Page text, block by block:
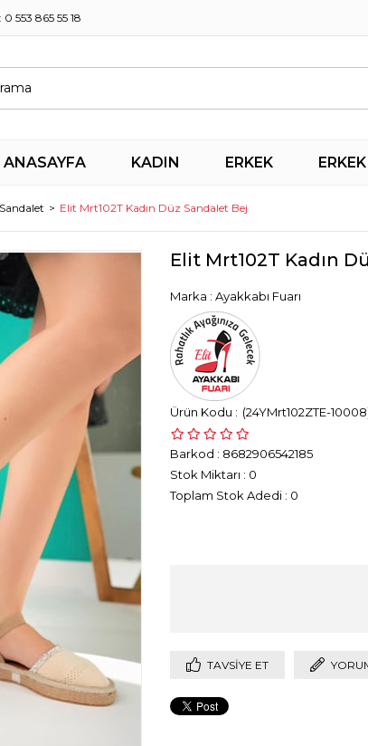
553 865 55 18
ANASAYFA KADIN ERKEK
Elit Mrt102T Kadın Düz Sandalet Bej
Elit Mrt102T Kadın
Marka : Ayakkabı Fuarı
(24YMrt102ZTE-
Barkod : 8682906542185
Stok Miktarı : 0
Toplam Stok Adedi : 0
TAVSIYE ET